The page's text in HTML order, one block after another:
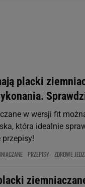
placki
w wersji fit
która idealnie
PRZEPISY ZDROWE
usług.Lista